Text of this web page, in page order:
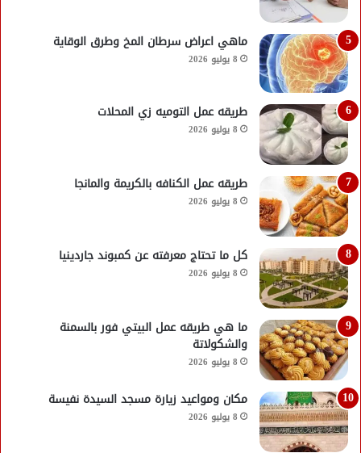
ماهي اعراض سرطان المخ وطرق الوقاية
8 يوليو 2026
طريقه عمل التوميه زي المحلات
8 يوليو 2026
طريقه عمل الكنافه بالكريمة والمانجا
8 يوليو 2026
كل ما تحتاج معرفته عن كمبوند جاردينيا
8 يوليو 2026
ما هي طريقه عمل البيتي فور بالسمنة
والشكولاتة
8 يوليو 2026
مكان ومواعيد زيارة مسجد السيدة نفيسة
8 يوليو 2026